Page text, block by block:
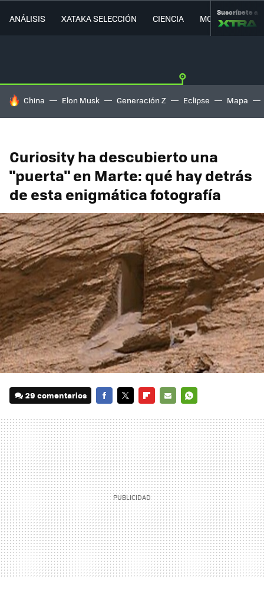
ANÁLISIS XATAKA SELECCIÓN CIENCIA MOVILIDAD
Suscríbete a
HOY SE HABLA DE
China Elon Musk Generación Z Eclipse Mapa
Curiosity ha descubierto una
"puerta" en Marte: qué hay detrás
de esta enigmática fotografía
29 comentarios
MAIL